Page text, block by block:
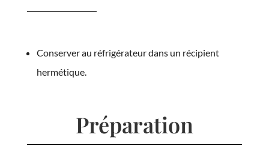
Conserver au réfrigérateur dans un récipient
hermétique.
Préparation